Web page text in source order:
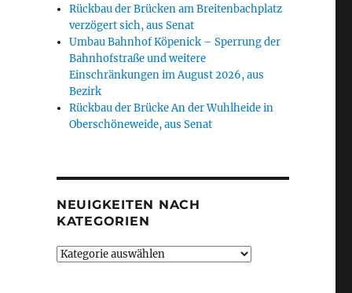
Rückbau der Brücken am Breitenbachplatz
verzögert sich, aus Senat
Umbau Bahnhof Köpenick – Sperrung der
Bahnhofstraße und weitere
Einschränkungen im August 2026, aus
Bezirk
Rückbau der Brücke An der Wuhlheide in
Oberschöneweide, aus Senat
NEUIGKEITEN NACH
KATEGORIEN
Neuigkeiten